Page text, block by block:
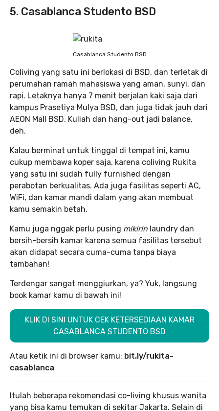
5. Casablanca Studento BSD
Casablanca Studento BSD
Coliving yang satu ini berlokasi di BSD, dan terletak di
perumahan ramah mahasiswa yang aman, sunyi, dan
rapi. Letaknya hanya 7 menit berjalan kaki saja dari
kampus Prasetiya Mulya BSD, dan juga tidak jauh dari
AEON Mall BSD. Kuliah dan hang-out jadi balance,
deh.
Kalau berminat untuk tinggal di tempat ini, kamu
cukup membawa koper saja, karena coliving Rukita
yang satu ini sudah fully furnished dengan
perabotan berkualitas. Ada juga fasilitas seperti AC,
WiFi, dan kamar mandi dalam yang akan membuat
kamu semakin betah.
Kamu juga nggak perlu pusing mikirin laundry dan
bersih-bersih kamar karena semua fasilitas tersebut
akan didapat secara cuma-cuma tanpa biaya
tambahan!
Terdengar sangat menggiurkan, ya? Yuk, langsung
book kamar kamu di bawah ini!
KLIK DI SINI UNTUK CEK KETERSEDIAAN KAMAR
CASABLANCA STUDENTO BSD
Atau ketik ini di browser kamu: bit.ly/rukita-
casablanca
Itulah beberapa rekomendasi co-living khusus wanita
yang bisa kamu temukan di sekitar Jakarta. Selain di